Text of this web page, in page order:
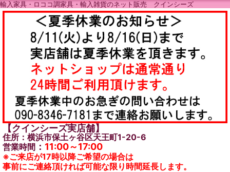
輸入家具・ロココ調家具・輸入雑貨のネット販売 クインシーズ
【クインシーズ実店舗】
住所：横浜市保土ヶ谷区天王町1-20-6
営業時間 ： 11:00～17:00
※ご来店が17時以降ご希望の場合は
事前にご連絡頂ければ可能な限り時間延長します。